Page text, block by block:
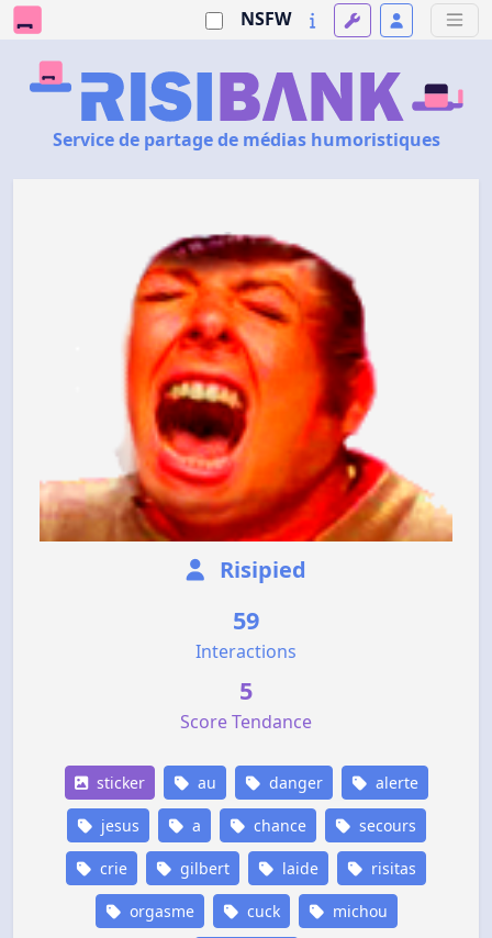
NSFW
Service de partage de médias humoristiques
Risipied
59
Interactions
5
Score Tendance
sticker au danger alerte
jesus a chance secours
crie gilbert laide risitas
orgasme cuck michou